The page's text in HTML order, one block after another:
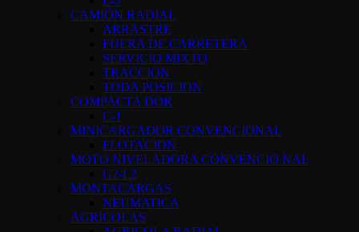
CAMIÓN RADIAL
ARRASTRE
FUERA DE CARRETERA
SERVICIO MIXTO
TRACCION
TODA POSICION
COMPACTA DOR
C-1
MINICARGADOR CONVENCIONAL
FLOTACION
MOTO NIVELADORA CONVENCIO NAL
G2-L2
MONTACARGAS
NEUMATICA
AGRICOLAS